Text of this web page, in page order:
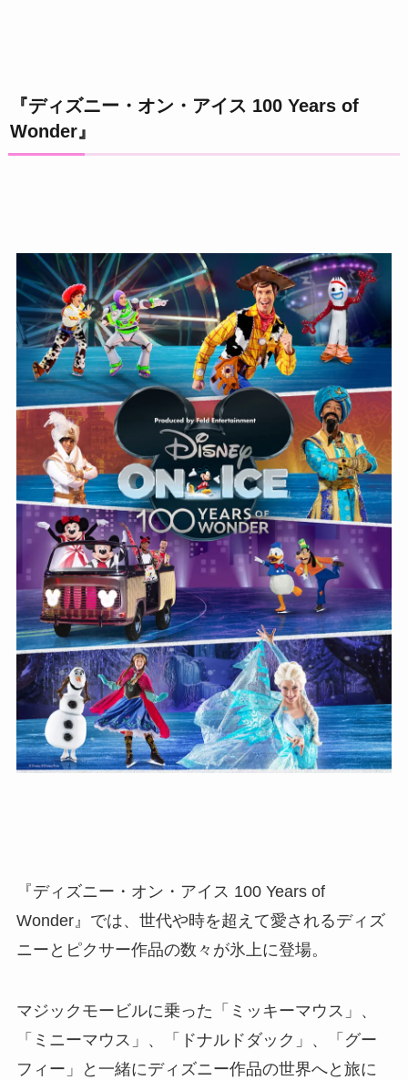
『ディズニー・オン・アイス 100 Years of
Wonder』
『ディズニー・オン・アイス 100 Years of
Wonder』では、世代や時を超えて愛されるディズ
ニーとピクサー作品の数々が氷上に登場。
マジックモービルに乗った「ミッキーマウス」、
「ミニーマウス」、「ドナルドダック」、「グー
フィー」と一緒にディズニー作品の世界へと旅に